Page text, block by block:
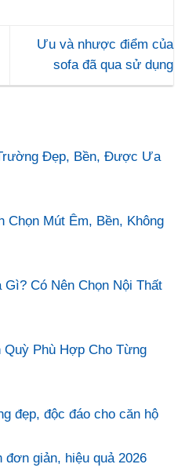
Ưu và nhược điểm của
sofa đã qua sử dụng
Đẹp, Bền, Được Ưa
Chọn Mút Êm, Bền, Không
Có Nên Chọn Nội Thất
Quỳ Phù Hợp Cho Từng
đẹp, độc đáo cho căn hộ
giản, hiệu quả 2026